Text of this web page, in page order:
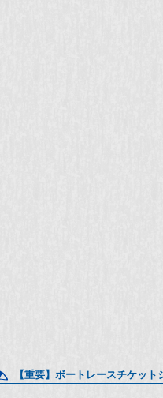
【重要】ボートレースチケッ